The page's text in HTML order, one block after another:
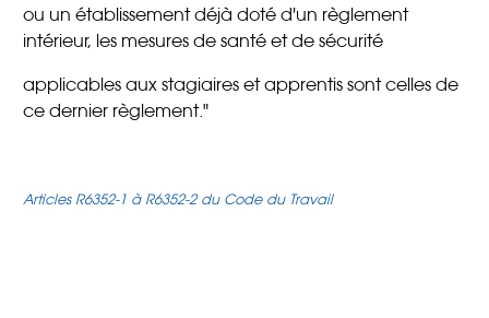
ou un établissement déjà doté d'un règlement
intérieur, les mesures de santé et de sécurité
applicables aux stagiaires et apprentis sont celles de
ce dernier règlement."
Articles R6352-1 à R6352-2 du Code du Travail